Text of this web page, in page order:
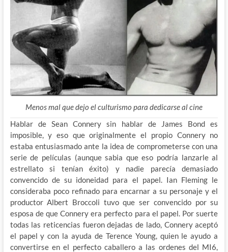
Menos mal que dejo el culturismo para dedicarse al cine
Hablar de Sean Connery sin hablar de James Bond es
imposible, y eso que originalmente el propio Connery no
estaba entusiasmado ante la idea de comprometerse con una
serie de películas (aunque sabia que eso podría lanzarle al
estrellato si tenían éxito) y nadie parecía demasiado
convencido de su idoneidad para el papel. Ian Fleming le
consideraba poco refinado para encarnar a su personaje y el
productor Albert Broccoli tuvo que ser convencido por su
esposa de que Connery era perfecto para el papel. Por suerte
todas las reticencias fueron dejadas de lado, Connery aceptó
el papel y con la ayuda de Terence Young, quien le ayudo a
convertirse en el perfecto caballero a las ordenes del MI6,